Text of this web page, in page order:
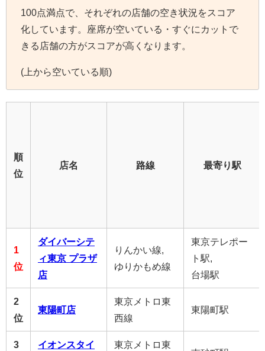
100点満点で、それぞれの店舗の空き状況をスコア
化しています。座席が空いている・すぐにカットで
きる店舗の方がスコアが高くなります。
(上から空いている順)
順
位
店名 路線 最寄り駅
1
位
ダイバーシテ
ィ東京 プラザ
店
りんかい線,
ゆりかもめ線
東京テレポー
ト駅,
台場駅
2
位
東陽町店
東京メトロ東
西線
東陽町駅
3
イオンスタイ
東京メトロ東